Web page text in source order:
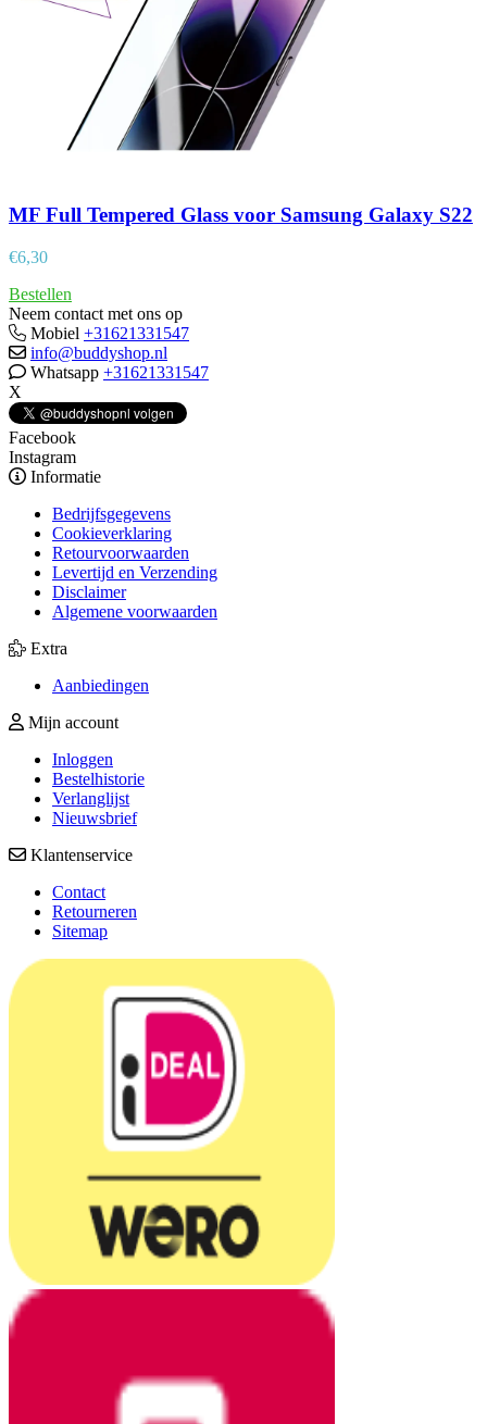
MF Full Tempered Glass voor Samsung Galaxy S22
€6,30
Bestellen
Neem contact met ons op
Mobiel +31621331547
info@buddyshop.nl
Whatsapp +31621331547
X
Facebook
Instagram
Informatie
Bedrijfsgegevens
Cookieverklaring
Retourvoorwaarden
Levertijd en Verzending
Disclaimer
Algemene voorwaarden
Extra
Aanbiedingen
Mijn account
Inloggen
Bestelhistorie
Verlanglijst
Nieuwsbrief
Klantenservice
Contact
Retourneren
Sitemap